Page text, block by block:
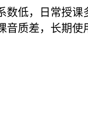
数低，日常授课
质差，长期使